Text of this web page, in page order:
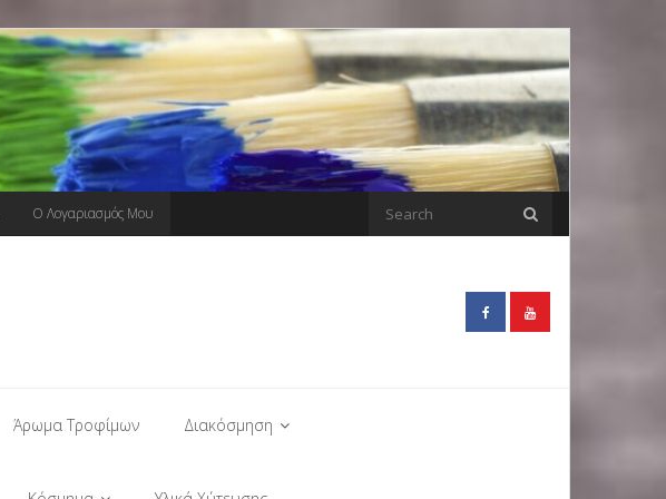
Ο Λογαριασμός Μου
Άρωμα Τροφίμων Διακόσμηση